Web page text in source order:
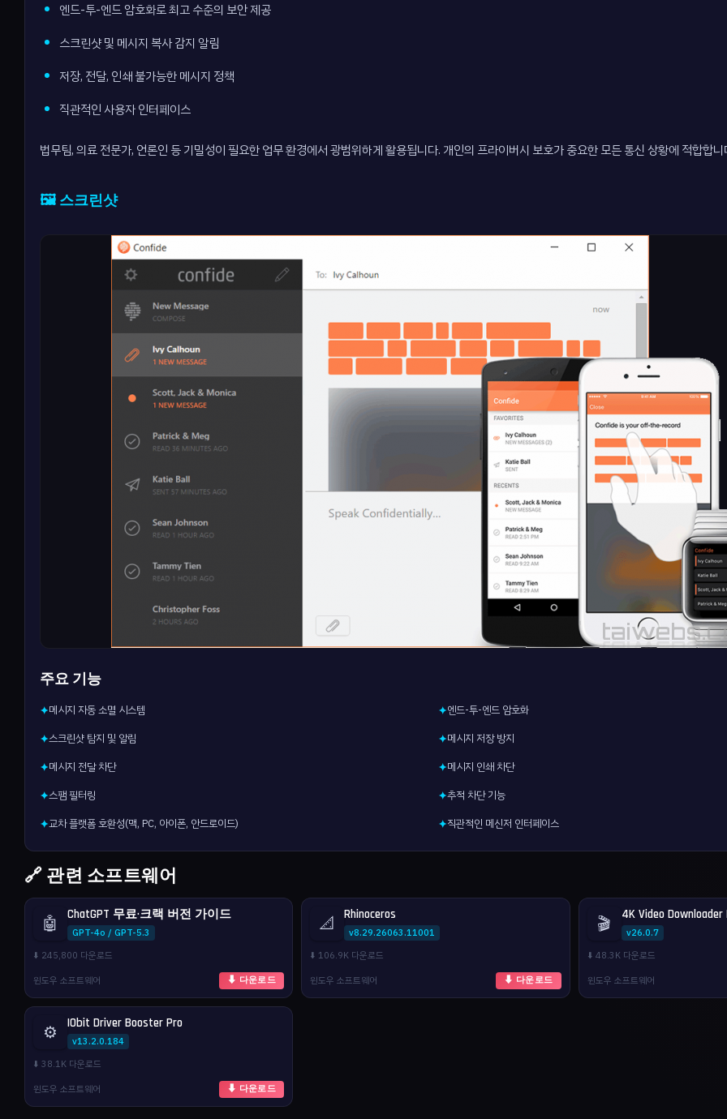
엔드-투-엔드 암호화로 최고 수준의 보안 제공
스크린샷 및 메시지 복사 감지 알림
저장, 전달, 인쇄 불가능한 메시지 정책
직관적인 사용자 인터페이스
법무팀, 의료 전문가, 언론인 등 기밀성이 필요한 업무 환경에서 광범위하게 활용됩니다. 개인의 프라이버시 보호가 중요한 모든 통신 상황에 적합합니
🖼️ 스크린샷
주요 기능
✦메시지 자동 소멸 시스템 ✦엔드-투-엔드 암호화
✦스크린샷 탐지 및 알림 ✦메시지 저장 방지
✦메시지 전달 차단 ✦메시지 인쇄 차단
✦스팸 필터링 ✦추적 차단 기능
✦교차 플랫폼 호환성(맥, PC, 아이폰, 안드로이드) ✦직관적인 메신저 인터페이스
🔗 관련 소프트웨어
🤖 ChatGPT 무료·크랙 버전 가이드
GPT-4o / GPT-5.3
⬇️ 245,800 다운로드
윈도우 소프트웨어
⬇ 다운로드
📐 Rhinoceros
v8.29.26063.11001
⬇️ 106.9K 다운로드
윈도우 소프트웨어
⬇ 다운로드
🎬 4K Video Downloader
v26.0.7
⬇️ 48.3K 다운로드
윈도우 소프트웨어
⚙️ IObit Driver Booster Pro
v13.2.0.184
⬇️ 38.1K 다운로드
윈도우 소프트웨어
⬇ 다운로드